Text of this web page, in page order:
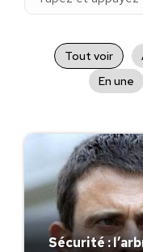
Tout voir
En une
Sécurité :